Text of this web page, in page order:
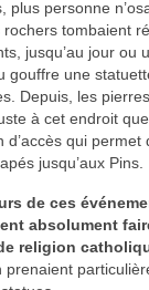
plus personne
rochers tombaient
jusqu’au jour ou
gouffre une
Depuis, les
à cet endroit
d’accès qui
jusqu’aux Pins.
de ces
absolument
religion
prenaient